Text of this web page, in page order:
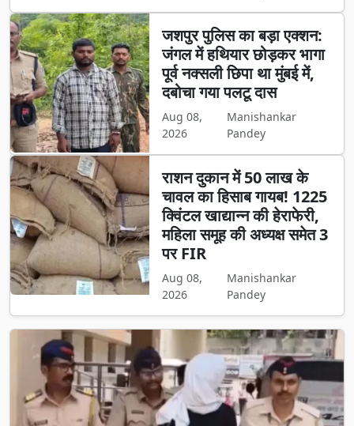
जशपुर पुलिस का बड़ा एक्शन:
जंगल में हथियार छोड़कर भागा
पूर्व नक्सली छिपा था मुंबई में,
दबोचा गया पलटू दास
Aug 08,
2026
Manishankar
Pandey
राशन दुकान में 50 लाख के
चावल का हिसाब गायब! 1225
क्विंटल खाद्यान्न की हेराफेरी,
महिला समूह की अध्यक्ष समेत 3
पर FIR
Aug 08,
2026
Manishankar
Pandey